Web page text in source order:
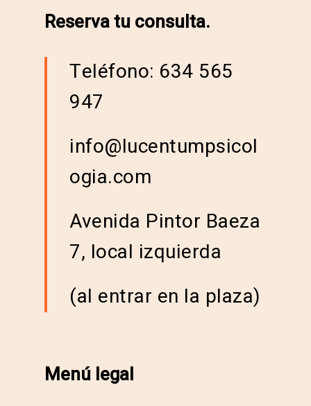
Reserva tu consulta.
Teléfono: 634 565
947
info@lucentumpsicol
ogia.com
Avenida Pintor Baeza
7, local izquierda
(al entrar en la plaza)
Menú legal